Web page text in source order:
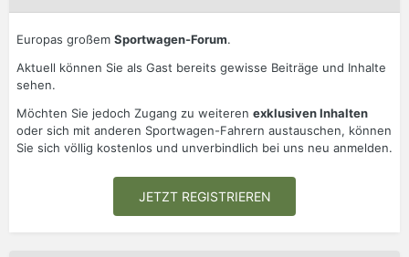
Europas großem Sportwagen-Forum.
Aktuell können Sie als Gast bereits gewisse Beiträge und Inhalte
sehen.
Möchten Sie jedoch Zugang zu weiteren exklusiven Inhalten
oder sich mit anderen Sportwagen-Fahrern austauschen, können
Sie sich völlig kostenlos und unverbindlich bei uns neu anmelden.
JETZT REGISTRIEREN